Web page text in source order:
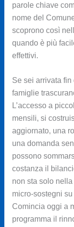
parole chiave
nome del
scoprono così
quando è più
effettivi.
Se sei arrivata
famiglie
L’accesso a
mensili, si
aggiornato, una
una domanda
possono
costanza il
non sta solo
micro-sostegni
Comincia oggi a
programma il